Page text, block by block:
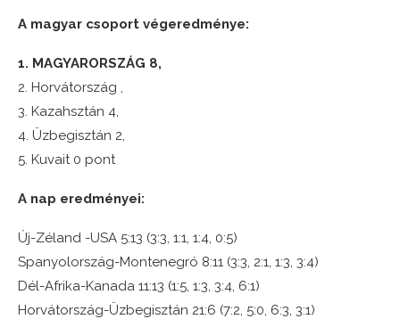
A magyar csoport végeredménye:
1. MAGYARORSZÁG 8,
2. Horvátország ,
3. Kazahsztán 4,
4. Üzbegisztán 2,
5. Kuvait 0 pont
A nap eredményei:
Új-Zéland -USA 5:13 (3:3, 1:1, 1:4, 0:5)
Spanyolország-Montenegró 8:11 (3:3, 2:1, 1:3, 3:4)
Dél-Afrika-Kanada 11:13 (1:5, 1:3, 3:4, 6:1)
Horvátország-Üzbegisztán 21:6 (7:2, 5:0, 6:3, 3:1)